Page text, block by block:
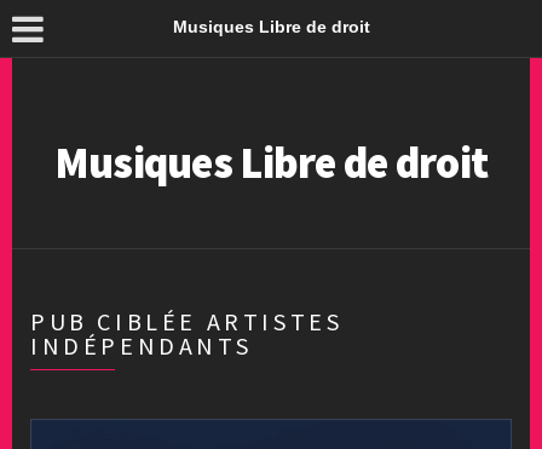
Musiques Libre de droit
Musiques Libre de droit
PUB CIBLÉE ARTISTES
INDÉPENDANTS